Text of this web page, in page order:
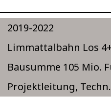
e
2019-2022
Limmattalbahn Los
Bausumme 105 Mio.
Projektleitung,